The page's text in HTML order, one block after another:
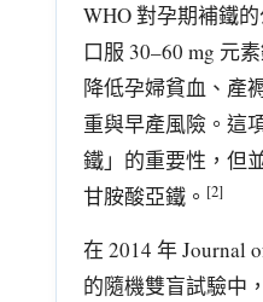
WHO 對孕期補鐵
口服 30–60 mg 元
降低孕婦貧血、產
重與早產風險。這
鐵」的重要性，但
甘胺酸亞鐵。 [2]
在 2014 年 Journal
的隨機雙盲試驗中